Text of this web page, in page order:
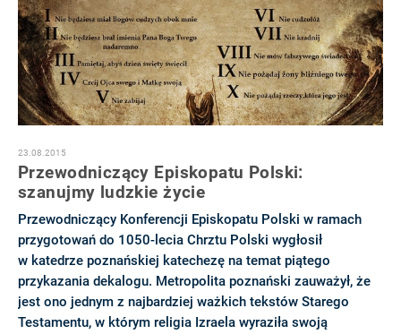
23.08.2015
Przewodniczący Episkopatu Polski:
szanujmy ludzkie życie
Przewodniczący Konferencji Episkopatu Polski w ramach
przygotowań do 1050-lecia Chrztu Polski wygłosił
w katedrze poznańskiej katechezę na temat piątego
przykazania dekalogu. Metropolita poznański zauważył, że
jest ono jednym z najbardziej ważkich tekstów Starego
Testamentu, w którym religia Izraela wyraziła swoją